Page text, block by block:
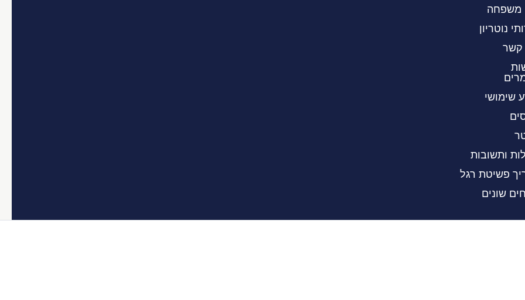
משפחה
נוטריון
קשר
שימושי
ותשובות
פשיטת רגל
שונים